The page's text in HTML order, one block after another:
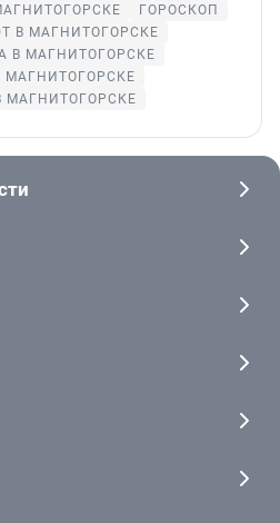
ГОРОСКОП
В МАГНИТОГОРСКЕ
В МАГНИТОГОРСКЕ
МАГНИТОГОРСКЕ
МАГНИТОГОРСКЕ